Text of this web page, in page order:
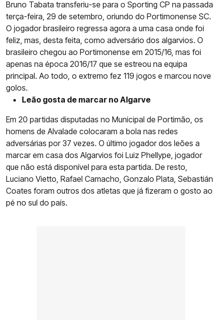
Bruno Tabata transferiu-se para o Sporting CP na passada
terça-feira, 29 de setembro, oriundo do Portimonense SC.
O jogador brasileiro regressa agora a uma casa onde foi
feliz, mas, desta feita, como adversário dos algarvios. O
brasileiro chegou ao Portimonense em 2015/16, mas foi
apenas na época 2016/17 que se estreou na equipa
principal. Ao todo, o extremo fez 119 jogos e marcou nove
golos.
Leão gosta de marcar no Algarve
Em 20 partidas disputadas no Municipal de Portimão, os
homens de Alvalade colocaram a bola nas redes
adversárias por 37 vezes. O último jogador dos leões a
marcar em casa dos Algarvios foi Luiz Phellype, jogador
que não está disponível para esta partida. De resto,
Luciano Vietto, Rafael Camacho, Gonzalo Plata, Sebastián
Coates foram outros dos atletas que já fizeram o gosto ao
pé no sul do país.